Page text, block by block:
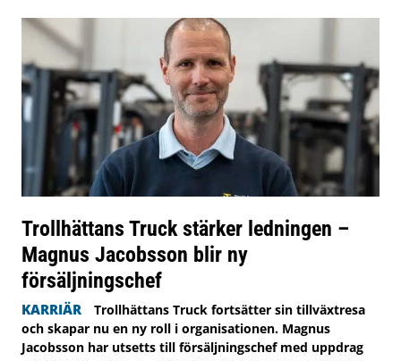
Trollhättans Truck stärker ledningen –
Magnus Jacobsson blir ny
försäljningschef
KARRIÄR
Trollhättans Truck fortsätter sin tillväxtresa
och skapar nu en ny roll i organisationen. Magnus
Jacobsson har utsetts till försäljningschef med uppdrag